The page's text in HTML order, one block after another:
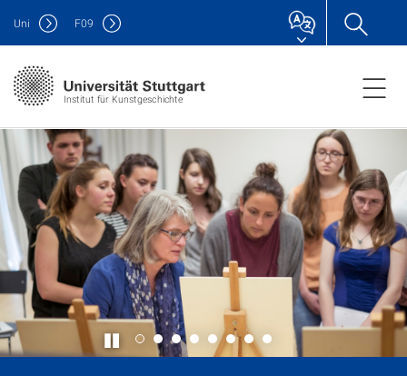
Institut für Kunstgeschichte
Uni F09